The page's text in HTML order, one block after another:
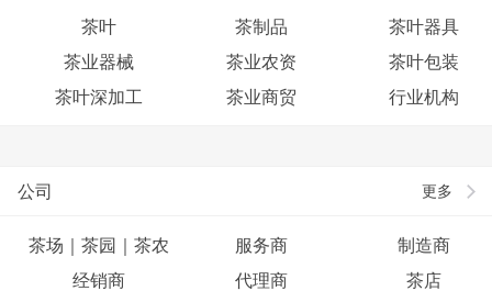
茶叶 茶制品
茶叶器具
茶业器械
茶业农资
茶叶包装
茶叶深加工
茶业商贸 行业机构
更多
公司
茶场｜茶园｜茶农 服务商
制造商
经销商
代理商
茶店